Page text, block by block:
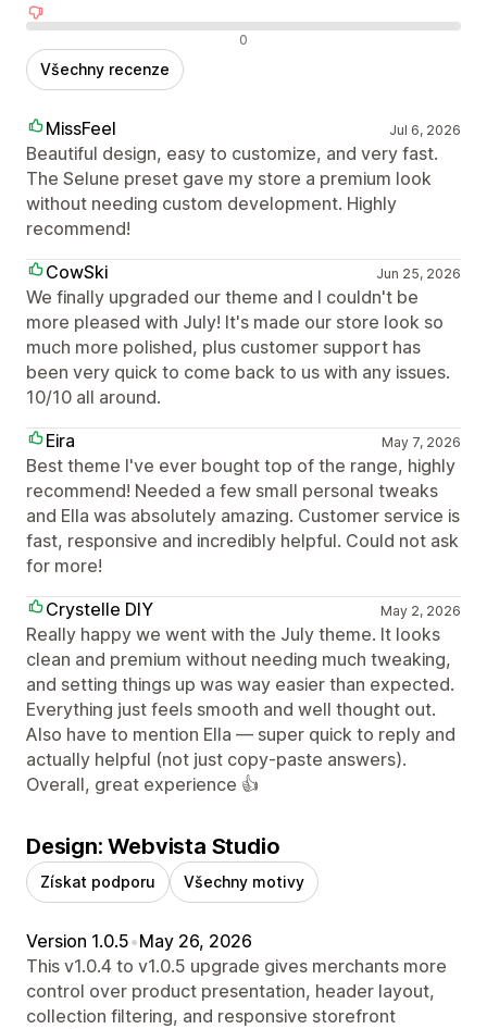
0
Všechny recenze
MissFeel Jul 6, 2026
Beautiful design, easy to customize, and very fast.
The Selune preset gave my store a premium look
without needing custom development. Highly
recommend!
CowSki
Jun 25, 2026
We finally upgraded our theme and I couldn't be
more pleased with July! It's made our store look so
much more polished, plus customer support has
been very quick to come back to us with any issues.
10/10 all around.
Eira
May 7, 2026
Best theme I've ever bought top of the range, highly
recommend! Needed a few small personal tweaks
and Ella was absolutely amazing. Customer service is
fast, responsive and incredibly helpful. Could not ask
for more!
Crystelle DIY
May 2, 2026
Really happy we went with the July theme. It looks
clean and premium without needing much tweaking,
and setting things up was way easier than expected.
Everything just feels smooth and well thought out.
Also have to mention Ella — super quick to reply and
actually helpful (not just copy-paste answers).
Overall, great experience 👍
Design: Webvista Studio
Získat podporu Všechny motivy
Version 1.0.5•May 26, 2026
This v1.0.4 to v1.0.5 upgrade gives merchants more
control over product presentation, header layout,
collection filtering, and responsive storefront